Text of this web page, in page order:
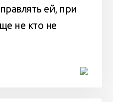
ей, при
не кто не